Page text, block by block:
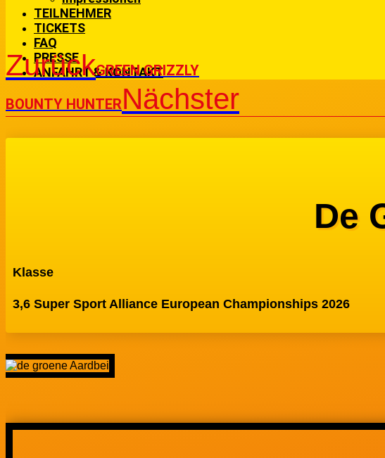
TEILNEHMER
TICKETS
FAQ
PRESSE
ANFAHRT & KONTAKT
ZurückGREEN GRIZZLY
BOUNTY HUNTERNächster
De
Klasse
3,6 Super Sport Alliance European Championships 2026